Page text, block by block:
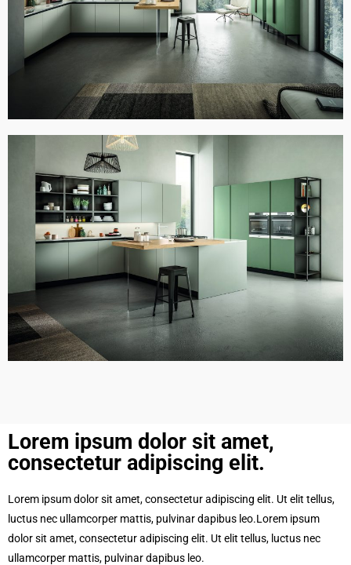
Lorem ipsum dolor sit amet,
consectetur adipiscing elit.​
Lorem ipsum dolor sit amet, consectetur adipiscing elit. Ut elit tellus,
luctus nec ullamcorper mattis, pulvinar dapibus leo.Lorem ipsum
dolor sit amet, consectetur adipiscing elit. Ut elit tellus, luctus nec
ullamcorper mattis, pulvinar dapibus leo.